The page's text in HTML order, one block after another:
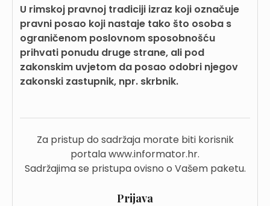
U rimskoj pravnoj tradiciji izraz koji označuje
pravni posao koji nastaje tako što osoba s
ograničenom poslovnom sposobnošću
prihvati ponudu druge strane, ali pod
zakonskim uvjetom da posao odobri njegov
zakonski zastupnik, npr. skrbnik.
Za pristup do sadržaja morate biti korisnik
portala www.informator.hr.
Sadržajima se pristupa ovisno o Vašem paketu.
Prijava